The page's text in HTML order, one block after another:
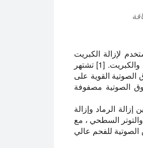
لإزالة الكبريت
وإزالة الرماد. أكبر ميزة لطريقة الموجات فوق الصوتية هي الإزالة المتزامنة للرماد والكبريت. [1] تشتهر
القوية على
الصوتية مصفوفة
الرماد وإزالة
السطحي ، مع
الصوتية للفحم عالي